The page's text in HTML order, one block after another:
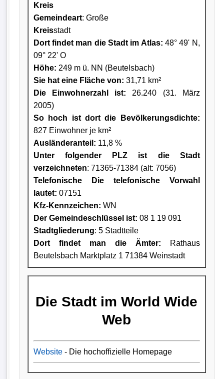
Kreis
Gemeindeart: Große
Kreisstadt
Dort findet man die Stadt im Atlas: 48° 49' N,
09° 22' O
Höhe: 249 m ü. NN (Beutelsbach)
Sie hat eine Fläche von: 31,71 km²
Die Einwohnerzahl ist: 26.240 (31. März
2005)
So hoch ist dort die Bevölkerungsdichte:
827 Einwohner je km²
Ausländeranteil: 11,8 %
Unter folgender PLZ ist die Stadt
verzeichneten: 71365-71384 (alt: 7056)
Telefonische Die telefonische Vorwahl
lautet: 07151
Kfz-Kennzeichen: WN
Der Gemeindeschlüssel ist: 08 1 19 091
Stadtgliederung: 5 Stadtteile
Dort findet man die Ämter: Rathaus
Beutelsbach Marktplatz 1 71384 Weinstadt
Die Stadt im World Wide
Web
Website- Die hochoffizielle Homepage